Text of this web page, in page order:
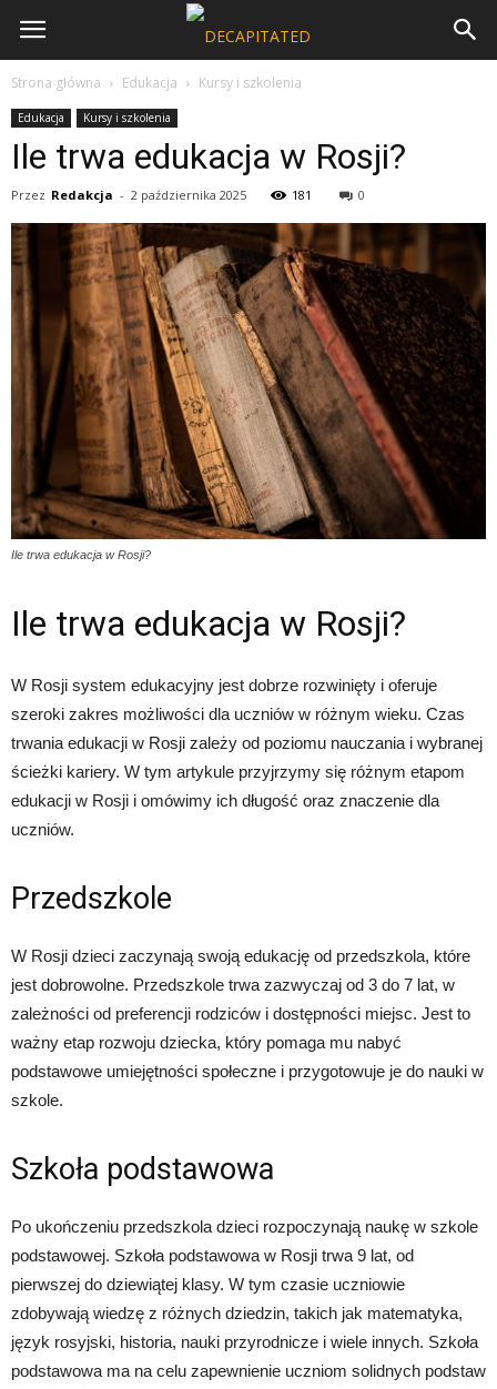
Strona główna Edukacja Kursy i szkolenia
Edukacja Kursy i szkolenia
Ile trwa edukacja w Rosji?
Przez Redakcja - 2 października 2025 181 0
Ile trwa edukacja w Rosji?
Ile trwa edukacja w Rosji?
W Rosji system edukacyjny jest dobrze rozwinięty i oferuje
szeroki zakres możliwości dla uczniów w różnym wieku. Czas
trwania edukacji w Rosji zależy od poziomu nauczania i wybranej
ścieżki kariery. W tym artykule przyjrzymy się różnym etapom
edukacji w Rosji i omówimy ich długość oraz znaczenie dla
uczniów.
Przedszkole
W Rosji dzieci zaczynają swoją edukację od przedszkola, które
jest dobrowolne. Przedszkole trwa zazwyczaj od 3 do 7 lat, w
zależności od preferencji rodziców i dostępności miejsc. Jest to
ważny etap rozwoju dziecka, który pomaga mu nabyć
podstawowe umiejętności społeczne i przygotowuje je do nauki w
szkole.
Szkoła podstawowa
Po ukończeniu przedszkola dzieci rozpoczynają naukę w szkole
podstawowej. Szkoła podstawowa w Rosji trwa 9 lat, od
pierwszej do dziewiątej klasy. W tym czasie uczniowie
zdobywają wiedzę z różnych dziedzin, takich jak matematyka,
język rosyjski, historia, nauki przyrodnicze i wiele innych. Szkoła
podstawowa ma na celu zapewnienie uczniom solidnych podstaw